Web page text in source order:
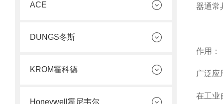
ACE
DUNGS冬斯
KROM霍科德
Honeywell霍尼韦尔
器通常
‌作用‌：
广泛应
在工业